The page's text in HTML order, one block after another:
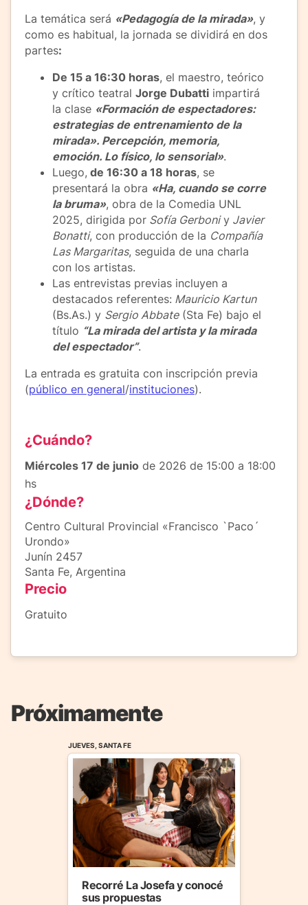
La temática será «Pedagogía de la mirada», y
como es habitual, la jornada se dividirá en dos
partes:
De 15 a 16:30 horas, el maestro, teórico
y crítico teatral Jorge Dubatti impartirá
la clase «Formación de espectadores:
estrategias de entrenamiento de la
mirada». Percepción, memoria,
emoción. Lo físico, lo sensorial».
Luego, de 16:30 a 18 horas, se
presentará la obra «Ha, cuando se corre
la bruma», obra de la Comedia UNL
2025, dirigida por Sofía Gerboniy Javier
Bonatti, con producción de la Compañía
Las Margaritas, seguida de una charla
con los artistas.
Las entrevistas previas incluyen a
destacados referentes: Mauricio Kartun
(Bs.As.) y Sergio Abbate(Sta Fe) bajo el
título “La mirada del artista y la mirada
del espectador”.
La entrada es gratuita con inscripción previa
(público en general/instituciones).
¿Cuándo?
Miércoles 17 de junio de 2026 de 15:00 a 18:00
hs
¿Dónde?
Centro Cultural Provincial «Francisco `Paco´
Urondo»
Junín 2457
Santa Fe, Argentina
Precio
Gratuito
Próximamente
JUEVES, SANTA FE
Recorré La Josefa y conocé
sus propuestas